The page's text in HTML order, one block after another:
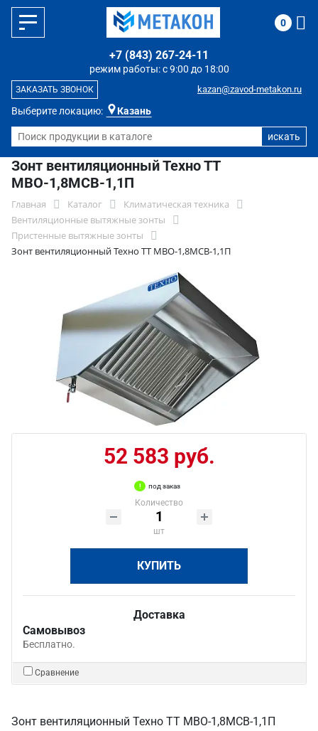
Выберите локацию: Казань
режим работы: с 9:00 до 18:00
+7 (843) 267-24-11
kazan@zavod-metakon.ru
ЗАКАЗАТЬ ЗВОНОК
0
Зонт вентиляционный Техно ТТ
МВО-1,8МСВ-1,1П
Главная Каталог
Климатическая техника
Вентиляционные вытяжные зонты
Пристенные вытяжные зонты
Зонт вентиляционный Техно ТТ МВО-1,8МСВ-1,1П
52 583 руб.
под заказ
Количество
шт
КУПИТЬ
Доставка
Самовывоз
Бесплатно.
Сравнение
Зонт вентиляционный Техно ТТ МВО-1,8МСВ-1,1П